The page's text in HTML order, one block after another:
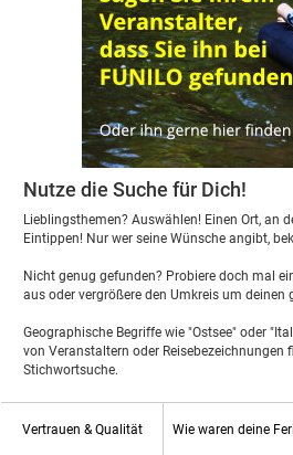
Nutze die Suche für Dich!
Lieblingsthemen? Auswählen! Einen Ort, an
Eintippen! Nur wer seine Wünsche angibt,
Nicht genug gefunden? Probiere doch mal
aus oder vergrößere den Umkreis um deinen
Geographische Begriffe wie "Ostsee" oder
von Veranstaltern oder Reisebezeichnungen
Stichwortsuche.
Vertrauen & Qualität Wie waren deine